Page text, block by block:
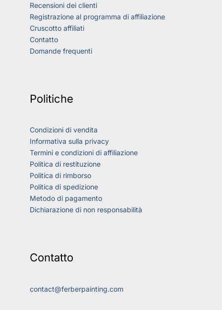
Recensioni dei clienti
Registrazione al programma di affiliazione
Cruscotto affiliati
Contatto
Domande frequenti
Politiche
Condizioni di vendita
Informativa sulla privacy
Termini e condizioni di affiliazione
Politica di restituzione
Politica di rimborso
Politica di spedizione
Metodo di pagamento
Dichiarazione di non responsabilità
Contatto
contact@ferberpainting.com